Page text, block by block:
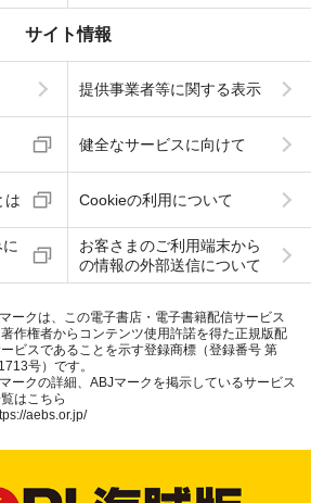
サイト情報
提供事業者等に関する表示
健全なサービスに向けて
は Cookieの利用について
お客さまのご利用端末から
の情報の外部送信について
ークは、この電子書店・電子書籍配信サービス
作権者からコンテンツ使用許諾を得た正規版配
ビスであることを示す登録商標（登録番号 第
号）です。
ークの詳細、ABJマークを掲示しているサービス
はこちら
aebs.or.jp/